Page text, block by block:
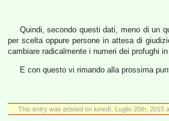
Quindi, secondo questi dati, meno di un
per scelta oppure persone in attesa di
cambiare radicalmente i numeri dei profughi
E con questo vi rimando alla prossima
This entry was posted on lunedì, Luglio 20th, 2015